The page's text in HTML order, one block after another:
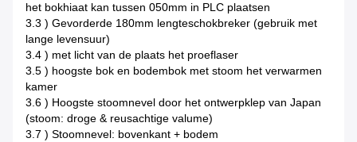
het bokhiaat kan tussen 050mm in PLC plaatsen
3.3 ) Gevorderde 180mm lengteschokbreker (gebruik met
lange levensuur)
3.4 ) met licht van de plaats het proeflaser
3.5 ) hoogste bok en bodembok met stoom het verwarmen
kamer
3.6 ) Hoogste stoomnevel door het ontwerpklep van Japan
(stoom: droge & reusachtige valume)
3.7 ) Stoomnevel: bovenkant + bodem